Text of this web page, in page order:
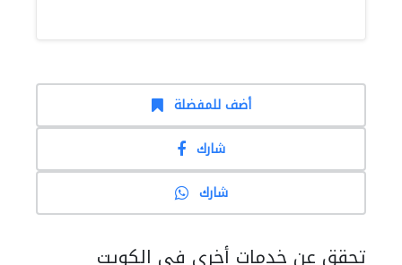
أضف للمفضلة
شارك
شارك
تحقق عن خدمات أخرى في الكويت